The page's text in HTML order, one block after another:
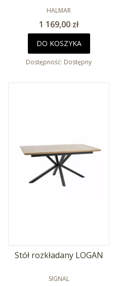
PRODUCENT
HALMAR
Cena
1 169,00 zł
DO KOSZYKA
Dostępność: Dostępny
Stół rozkładany LOGAN
PRODUCENT
SIGNAL